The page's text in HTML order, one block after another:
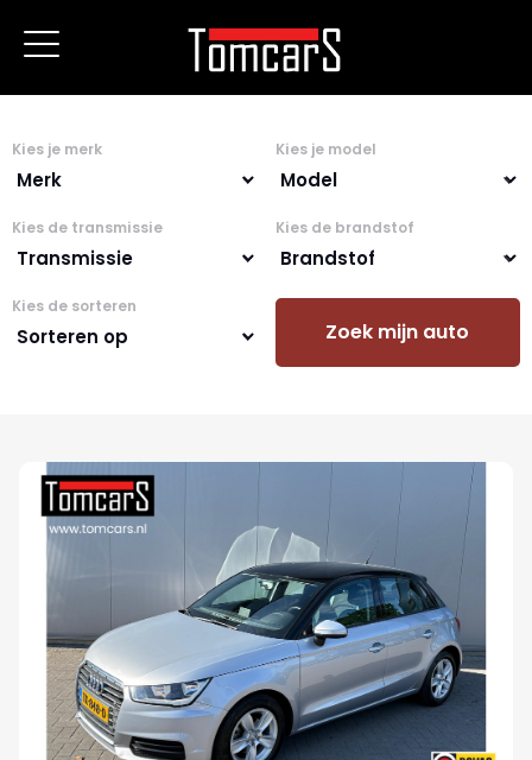
Kies je merk Kies je model
Kies de transmissie Kies de brandstof
Kies de sorteren
Zoek mijn auto